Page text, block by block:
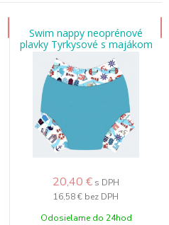
Swim nappy neoprénové
plavky Tyrkysové s majákom
20,40 € s DPH
16,58 € bez DPH
Odosielame do 24hod